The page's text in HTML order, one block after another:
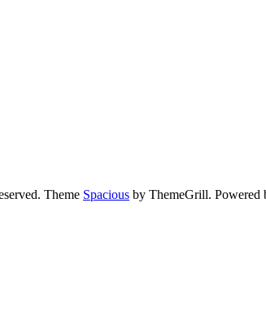
Theme Spacious by ThemeGrill. Powered